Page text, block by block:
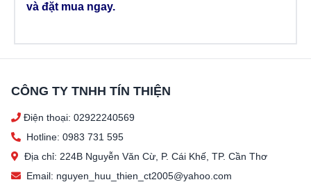
và đặt mua ngay.
CÔNG TY TNHH TÍN THIỆN
Điện thoại: 02922240569
Hotline: 0983 731 595
Địa chỉ: 224B Nguyễn Văn Cừ, P. Cái Khế, TP. Cần Thơ
Email: nguyen_huu_thien_ct2005@yahoo.com